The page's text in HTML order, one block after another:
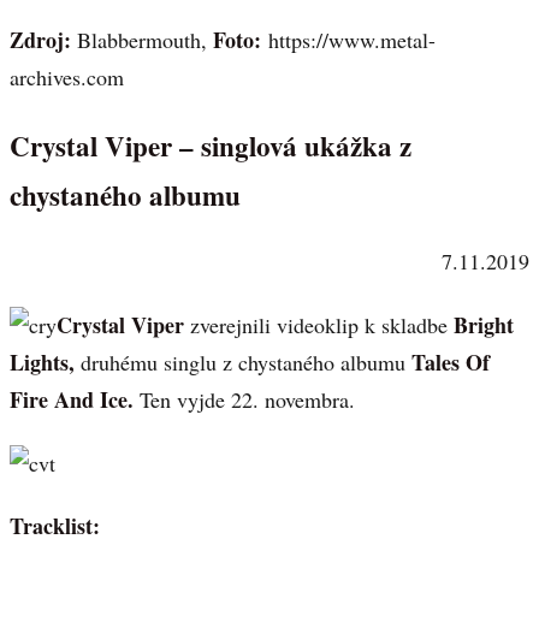
Zdroj: Blabbermouth, Foto: https://www.metal-
archives.com
Crystal Viper – singlová ukážka z
chystaného albumu
7.11.2019
Crystal Viper zverejnili videoklip k skladbe Bright
Lights, druhému singlu z chystaného albumu Tales Of
Fire And Ice. Ten vyjde 22. novembra.
Tracklist: